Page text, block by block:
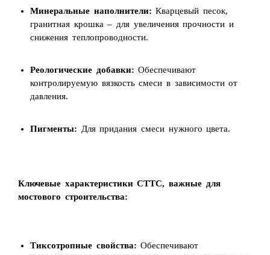
Минеральные наполнители: Кварцевый песок,
гранитная крошка – для увеличения прочности и
снижения теплопроводности.
Реологические добавки: Обеспечивают
контролируемую вязкость смеси в зависимости от
давления.
Пигменты: Для придания смеси нужного цвета.
Ключевые характеристики СТТС, важные для
мостового строительства:
Тиксотропные свойства: Обеспечивают